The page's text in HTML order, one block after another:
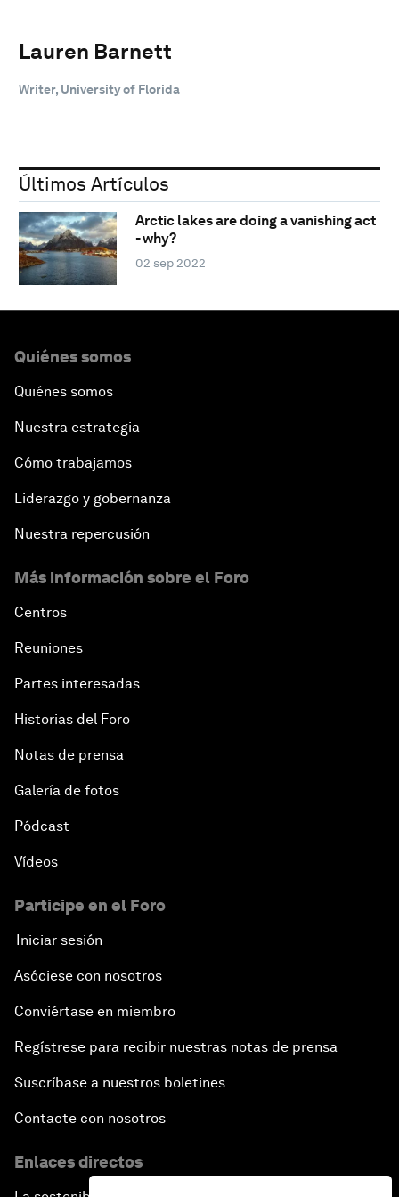
Lauren Barnett
Writer, University of Florida
Últimos Artículos
Arctic lakes are doing a vanishing act
- why?
02 sep 2022
Quiénes somos
Quiénes somos
Nuestra estrategia
Cómo trabajamos
Liderazgo y gobernanza
Nuestra repercusión
Más información sobre el Foro
Centros
Reuniones
Partes interesadas
Historias del Foro
Notas de prensa
Galería de fotos
Pódcast
Vídeos
Participe en el Foro
Iniciar sesión
Asóciese con nosotros
Conviértase en miembro
Regístrese para recibir nuestras notas de prensa
Suscríbase a nuestros boletines
Contacte con nosotros
Enlaces directos